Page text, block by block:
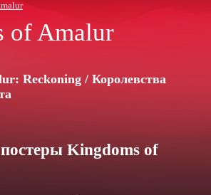
of Amalur
Reckoning / Королевства
Kingdoms of